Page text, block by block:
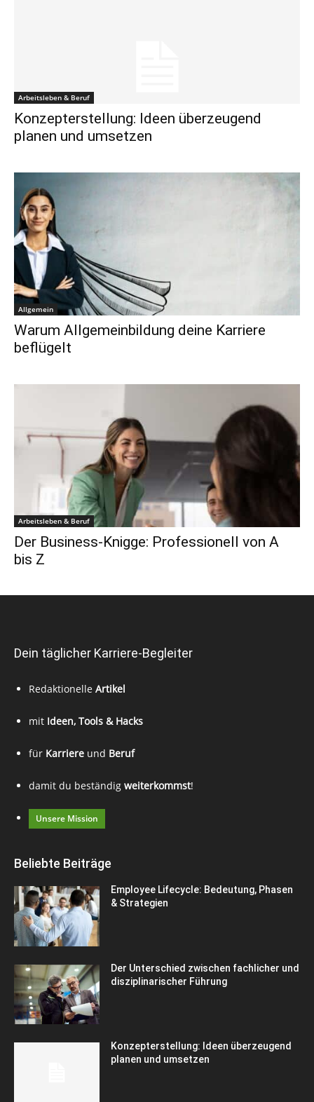
Arbeitsleben & Beruf
Konzepterstellung: Ideen überzeugend
planen und umsetzen
Allgemein
Warum Allgemeinbildung deine Karriere
beflügelt
Arbeitsleben & Beruf
Der Business-Knigge: Professionell von A
bis Z
Dein täglicher Karriere-Begleiter
Redaktionelle Artikel
mit Ideen, Tools & Hacks
für Karriere und Beruf
damit du beständig weiterkommst!
Unsere Mission
Beliebte Beiträge
Employee Lifecycle: Bedeutung, Phasen
& Strategien
Der Unterschied zwischen fachlicher und
disziplinarischer Führung
Konzepterstellung: Ideen überzeugend
planen und umsetzen